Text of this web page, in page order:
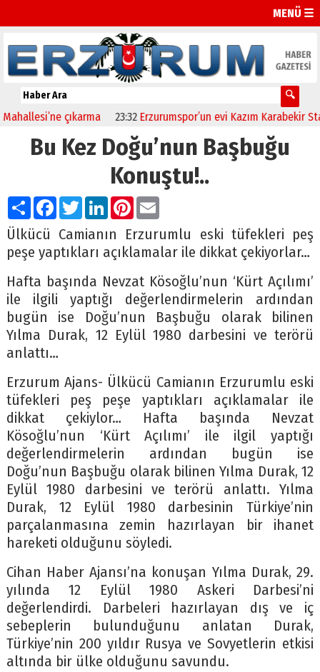
MENÜ ☰
çıkarma 23:32 Erzurumspor’un evi Kazım Karabekir
Bu Kez Doğu’nun Başbuğu
Konuştu!..
PaylaşFacebook
TwitterLinkedIn
Pinterest
Email
Ülkücü Camianın Erzurumlu eski tüfekleri peş
peşe yaptıkları açıklamalar ile dikkat çekiyorlar…
Hafta başında Nevzat Kösoğlu’nun ‘Kürt Açılımı’
ile ilgili yaptığı değerlendirmelerin ardından
bugün ise Doğu’nun Başbuğu olarak bilinen
Yılma Durak, 12 Eylül 1980 darbesini ve terörü
anlattı…
Erzurum Ajans- Ülkücü Camianın Erzurumlu eski
tüfekleri peş peşe yaptıkları açıklamalar ile
dikkat çekiylor… Hafta başında Nevzat
Kösoğlu’nun ‘Kürt Açılımı’ ile ilgil yaptığı
değerlendirmelerin ardından bugün ise
Doğu’nun Başbuğu olarak bilinen Yılma Durak, 12
Eylül 1980 darbesini ve terörü anlattı. Yılma
Durak, 12 Eylül 1980 darbesinin Türkiye’nin
parçalanmasına zemin hazırlayan bir ihanet
hareketi olduğunu söyledi.
Cihan Haber Ajansı’na konuşan Yılma Durak, 29.
yılında 12 Eylül 1980 Askeri Darbesi’ni
değerlendirdi. Darbeleri hazırlayan dış ve iç
sebeplerin bulunduğunu anlatan Durak,
Türkiye’nin 200 yıldır Rusya ve Sovyetlerin etkisi
altında bir ülke olduğunu savundu.